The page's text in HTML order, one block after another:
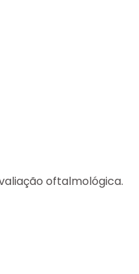
oftalmológica.